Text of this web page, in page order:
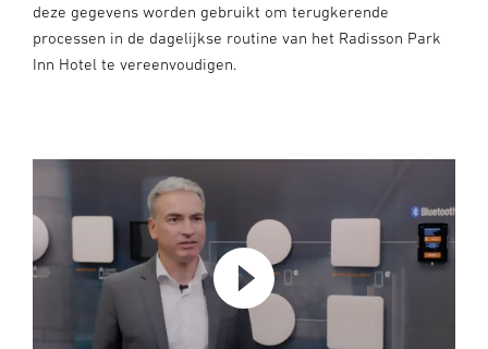
deze gegevens worden gebruikt om terugkerende
processen in de dagelijkse routine van het Radisson Park
Inn Hotel te vereenvoudigen.